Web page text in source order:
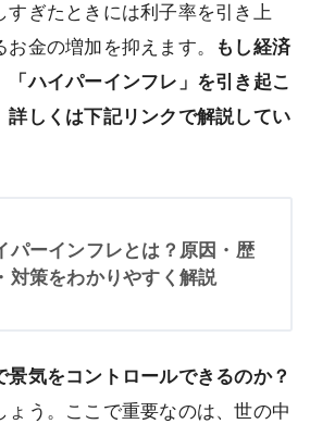
すぎたときには利子率を引き上
金の増加を抑えます。
もし経済
「ハイパーインフレ」を引き起こ
詳しくは下記リンクで解説してい
パーインフレとは？原因・歴
対策をわかりやすく解説
気をコントロールできるのか？
ょう。ここで重要なのは、世の中